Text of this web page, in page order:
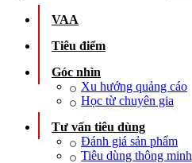
VAA
Tiêu điểm
Góc nhìn
Xu hướng quảng cáo
Học từ chuyên gia
Tư vấn tiêu dùng
Đánh giá sản phẩm
Tiêu dùng thông minh